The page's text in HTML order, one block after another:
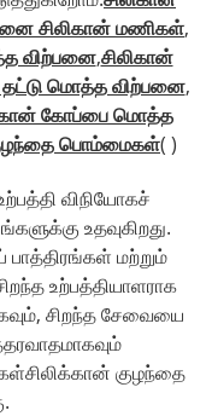
சிலிகான் மணிகள்,
விற்பனை,சிலிகான்
தட்டு மொத்த விற்பனை,
கோப்பை மொத்த
பொம்மைகள்( )
விநியோகச்
உதவுகிறது.
பாத்திரங்கள் மற்றும்
உற்பத்தியாளராக
சிறந்த சேவையை
சிலிக்கான் குழந்தை